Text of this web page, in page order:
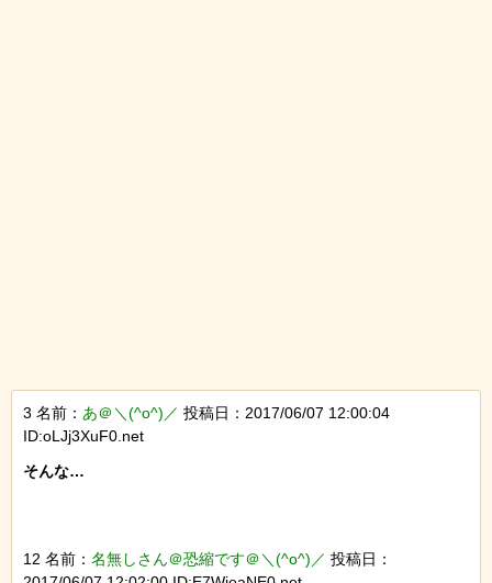
3 名前： あ＠＼(^o^)／ 投稿日：2017/06/07 12:00:04
ID:oLJj3XuF0.net
そんな…
12 名前： 名無しさん＠恐縮です＠＼(^o^)／ 投稿日：